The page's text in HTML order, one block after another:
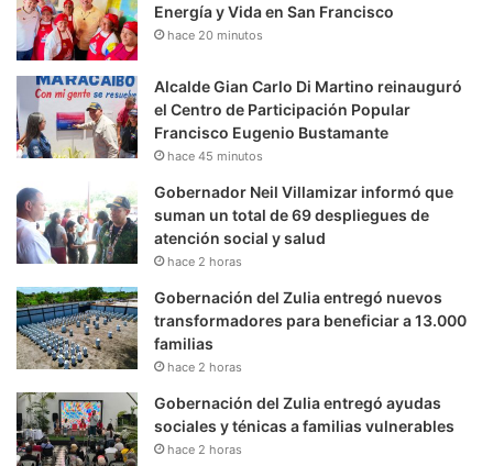
Energía y Vida en San Francisco
hace 20 minutos
Alcalde Gian Carlo Di Martino reinauguró
el Centro de Participación Popular
Francisco Eugenio Bustamante
hace 45 minutos
Gobernador Neil Villamizar informó que
suman un total de 69 despliegues de
atención social y salud
hace 2 horas
Gobernación del Zulia entregó nuevos
transformadores para beneficiar a 13.000
familias
hace 2 horas
Gobernación del Zulia entregó ayudas
sociales y ténicas a familias vulnerables
hace 2 horas